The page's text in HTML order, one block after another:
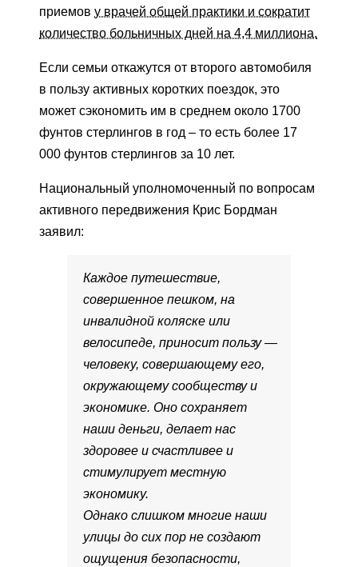
приемов у врачей общей практики и сократит
количество больничных дней на 4,4 миллиона.
Если семьи откажутся от второго автомобиля
в пользу активных коротких поездок, это
может сэкономить им в среднем около 1700
фунтов стерлингов в год – то есть более 17
000 фунтов стерлингов за 10 лет.
Национальный уполномоченный по вопросам
активного передвижения Крис Бордман
заявил:
Каждое путешествие,
совершенное пешком, на
инвалидной коляске или
велосипеде, приносит пользу —
человеку, совершающему его,
окружающему сообществу и
экономике. Оно сохраняет
наши деньги, делает нас
здоровее и счастливее и
стимулирует местную
экономику.
Однако слишком многие наши
улицы до сих пор не создают
ощущения безопасности,